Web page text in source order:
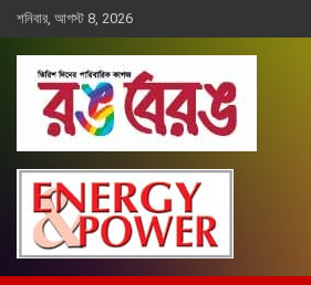
Skip
to
content
শনিবার, আগস্ট 8, 2026
রঙ বেরঙ